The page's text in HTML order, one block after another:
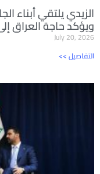
الزيدي يلتقي أبناء
ويؤكد حاجة العراق
July 20, 2026
<< التفاصيل